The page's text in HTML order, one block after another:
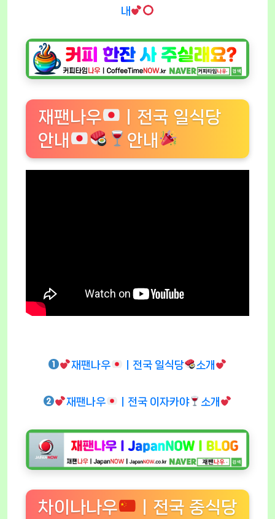
내
재팬나우
ㅣ전국 일식당
안내
안내
재팬나우 ㅣ전국 일식당 소개
재팬나우 ㅣ전국 이자카야 소개
차이나나우 ㅣ전국 중식당